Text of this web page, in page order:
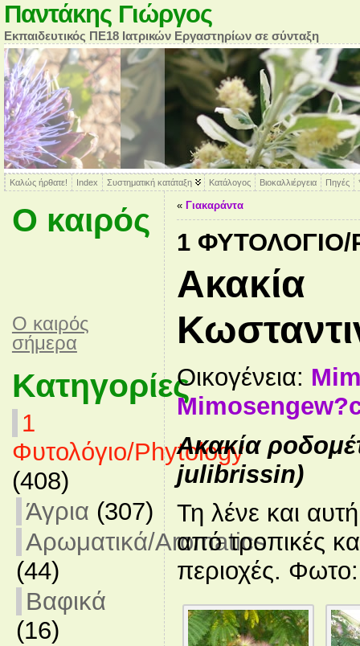
Παντάκης Γιώργος
Εκπαιδευτικός ΠΕ18 Ιατρικών Εργαστηρίων σε σύνταξη
Καλώς ήρθατε! Index Συστηματική κατάταξη Κατάλογος Βιοκαλλιέργεια Πηγές
Ο καιρός
O καιρός
σήμερα
Κατηγορίες
1
Φυτολόγιο/Phytology
(408)
Άγρια (307)
Αρωματικά/Aromatics
(44)
Βαφικά
(16)
« Γιακαράντα
1 ΦΥΤΟΛΌΓΙΟ/
Ακακία
Οικογένεια:
Ακακία
julibrissin)
Τη λένε και
από τροπικές
περιοχές.